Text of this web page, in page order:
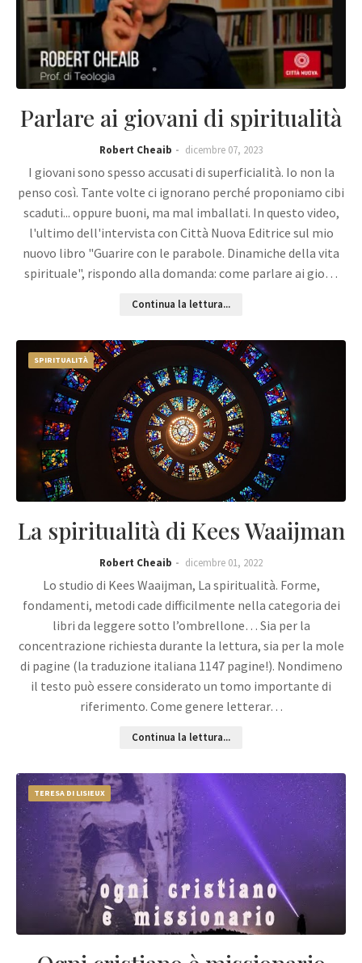
Parlare ai giovani di spiritualità
Robert Cheaib dicembre 07, 2023
I giovani sono spesso accusati di superficialità. Io non la
penso così. Tante volte ci ignorano perché proponiamo cibi
scaduti... oppure buoni, ma mal imballati. In questo video,
l'ultimo dell'intervista con Città Nuova Editrice sul mio
nuovo libro "Guarire con le parabole. Dinamiche della vita
spirituale", rispondo alla domanda: come parlare ai gio…
Continua la lettura...
SPIRITUALITÀ
La spiritualità di Kees Waaijman
Robert Cheaib dicembre 01, 2022
Lo studio di Kees Waaijman, La spiritualità. Forme,
fondamenti, metodi cade difficilmente nella categoria dei
libri da leggere sotto l’ombrellone… Sia per la
concentrazione richiesta durante la lettura, sia per la mole
di pagine (la traduzione italiana 1147 pagine!). Nondimeno
il testo può essere considerato un tomo importante di
riferimento. Come genere letterar…
Continua la lettura...
TERESA DI LISIEUX